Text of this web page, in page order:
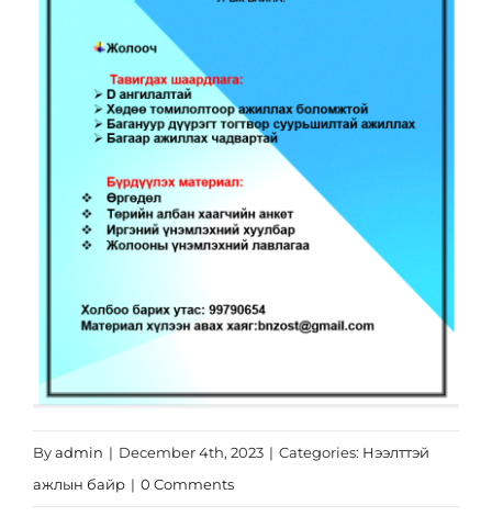
Нээлттэй ажлын байр
Тандалт судалгаа
Халдваргүйжүүлэлт
Byadmin | December 4th, 2023 | Categories: Нээлттэй
ажлын байр | 0 Comments